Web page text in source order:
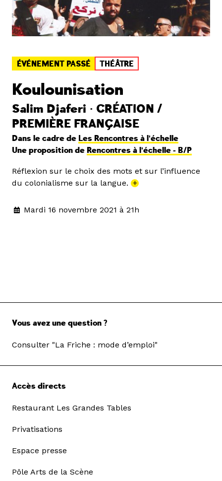
ÉVÉNEMENT PASSÉ THÉÂTRE
Koulounisation
Salim Djaferi • CRÉATION /
PREMIÈRE FRANÇAISE
Dans le cadre de Les Rencontres à l'échelle
Une proposition de Rencontres à l'échelle - B/P
Réflexion sur le choix des mots et sur l’influence
du colonialisme sur la langue. +
Mardi 16 novembre 2021 à 21h
Vous avez une question ?
Consulter "La Friche : mode d’emploi"
Accès directs
Restaurant Les Grandes Tables
Privatisations
Espace presse
Pôle Arts de la Scène